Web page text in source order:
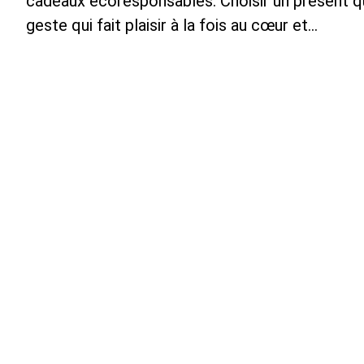
geste qui fait plaisir à la fois au cœur et…